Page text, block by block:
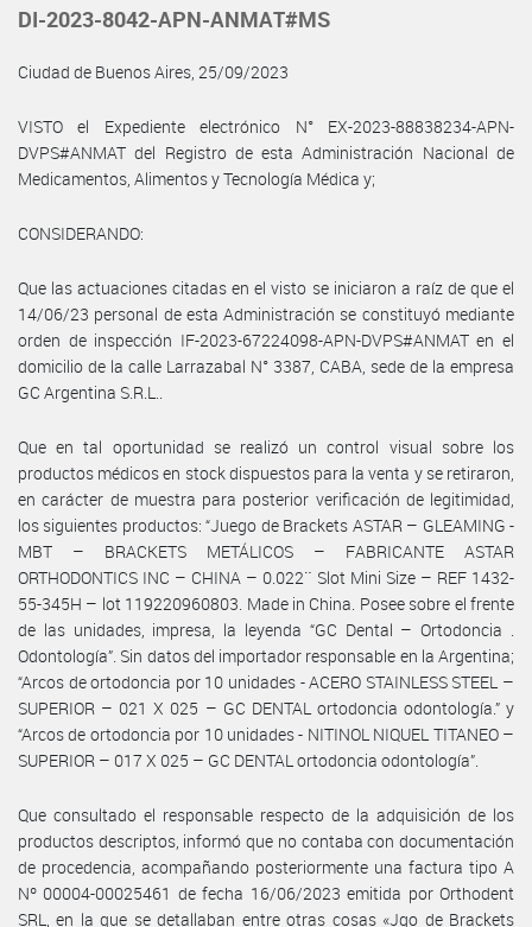
DI-2023-8042-APN-ANMAT#MS
Ciudad de Buenos Aires, 25/09/2023
VISTO el Expediente electrónico N° EX-2023-88838234-APN-
DVPS#ANMAT del Registro de esta Administración Nacional de
Medicamentos, Alimentos y Tecnología Médica y;
CONSIDERANDO:
Que las actuaciones citadas en el visto se iniciaron a raíz de que el
14/06/23 personal de esta Administración se constituyó mediante
orden de inspección IF-2023-67224098-APN-DVPS#ANMAT en el
domicilio de la calle Larrazabal N° 3387, CABA, sede de la empresa
GC Argentina S.R.L..
Que en tal oportunidad se realizó un control visual sobre los
productos médicos en stock dispuestos para la venta y se retiraron,
en carácter de muestra para posterior verificación de legitimidad,
los siguientes productos: “Juego de Brackets ASTAR – GLEAMING -
MBT – BRACKETS METÁLICOS – FABRICANTE ASTAR
ORTHODONTICS INC – CHINA – 0.022¨ Slot Mini Size – REF 1432-
55-345H – lot 119220960803. Made in China. Posee sobre el frente
de las unidades, impresa, la leyenda “GC Dental – Ortodoncia .
Odontología”. Sin datos del importador responsable en la Argentina;
“Arcos de ortodoncia por 10 unidades - ACERO STAINLESS STEEL –
SUPERIOR – 021 X 025 – GC DENTAL ortodoncia odontología.” y
“Arcos de ortodoncia por 10 unidades - NITINOL NIQUEL TITANEO –
SUPERIOR – 017 X 025 – GC DENTAL ortodoncia odontología”.
Que consultado el responsable respecto de la adquisición de los
productos descriptos, informó que no contaba con documentación
de procedencia, acompañando posteriormente una factura tipo A
Nº 00004-00025461 de fecha 16/06/2023 emitida por Orthodent
SRL, en la que se detallaban entre otras cosas «Jgo de Brackets